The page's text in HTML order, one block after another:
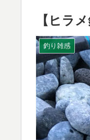
【ヒラ
釣り雑感